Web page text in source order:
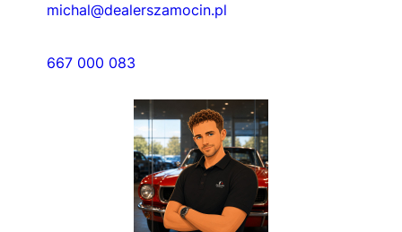
michal@dealerszamocin.pl
667 000 083